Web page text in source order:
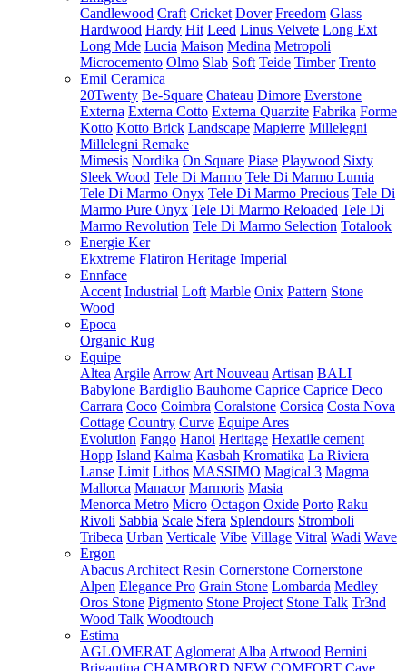
Candlewood Craft Cricket Dover Freedom Glass
Hardwood Hardy Hit Leed Linus Velvete Long Ext
Long Mde Lucia Maison Medina Metropoli
Microcemento Olmo Slab Soft Teide Timber Trento
Emil Ceramica
20Twenty Be-Square Chateau Dimore Everstone
Externa Externa Cotto Externa Quarzite Fabrika Forme
Kotto Kotto Brick Landscape Mapierre Millelegni
Millelegni Remake
Mimesis Nordika On Square Piase Playwood Sixty
Sleek Wood Tele Di Marmo Tele Di Marmo Lumia
Tele Di Marmo Onyx Tele Di Marmo Precious Tele Di
Marmo Pure Onyx Tele Di Marmo Reloaded Tele Di
Marmo Revolution Tele Di Marmo Selection Totalook
Energie Ker
Ekxtreme Flatiron Heritage Imperial
Ennface
Accent Industrial Loft Marble Onix Pattern Stone
Wood
Epoca
Organic Rug
Equipe
Altea Argile Arrow Art Nouveau Artisan BALI
Babylone Bardiglio Bauhome Caprice Caprice Deco
Carrara Coco Coimbra Coralstone Corsica Costa Nova
Cottage Country Curve Equipe Ares
Evolution Fango Hanoi Heritage Hexatile cement
Hopp Island Kalma Kasbah Kromatika La Riviera
Lanse Limit Lithos MASSIMO Magical 3 Magma
Mallorca Manacor Marmoris Masia
Menorca Metro Micro Octagon Oxide Porto Raku
Rivoli Sabbia Scale Sfera Splendours Stromboli
Tribeca Urban Verticale Vibe Village Vitral Wadi Wave
Ergon
Abacus Architect Resin Cornerstone Cornerstone
Alpen Elegance Pro Grain Stone Lombarda Medley
Oros Stone Pigmento Stone Project Stone Talk Tr3nd
Wood Talk Woodtouch
Estima
AGLOMERAT Aglomerat Alba Artwood Bernini